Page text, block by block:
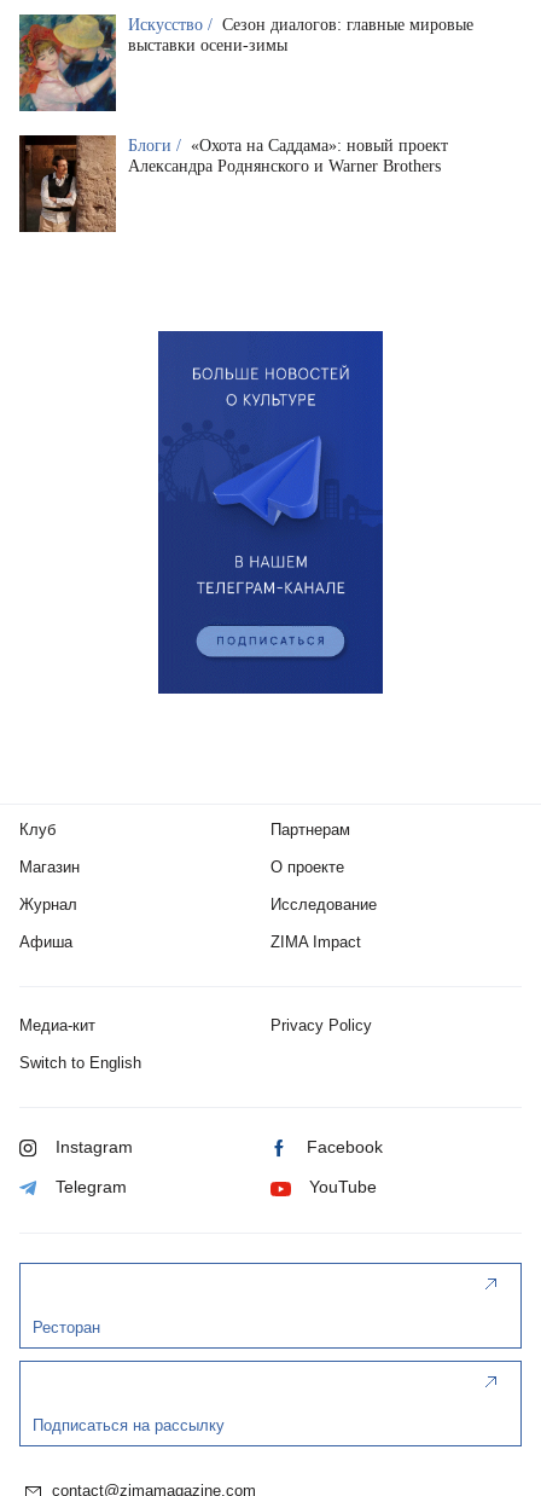
Искусство / Сезон диалогов: главные мировые
выставки осени-зимы
Блоги / «Охота на Саддама»: новый проект
Александра Роднянского и Warner Brothers
Клуб
Магазин
Журнал
Афиша
Партнерам
О проекте
Исследование
ZIMA Impact
Медиа-кит Privacy Policy
Switch to English
Instagram Facebook
Telegram YouTube
Ресторан
Подписаться на рассылку
contact@zimamagazine.com